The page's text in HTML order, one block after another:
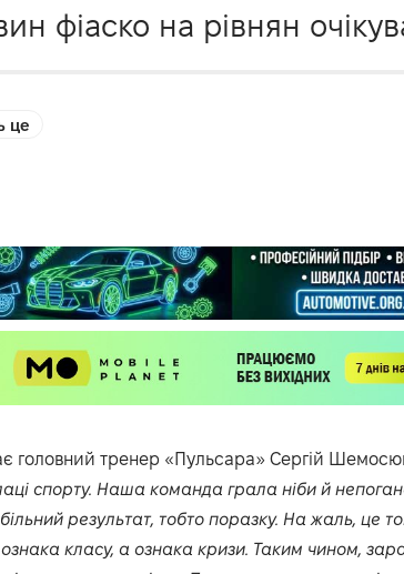
фіаско на рівнян
головний тренер «Пульсара» Сергій
спорту. Наша команда грала ніби й
результат, тобто поразку. На жаль, це
класу, а ознака кризи. Таким чином,